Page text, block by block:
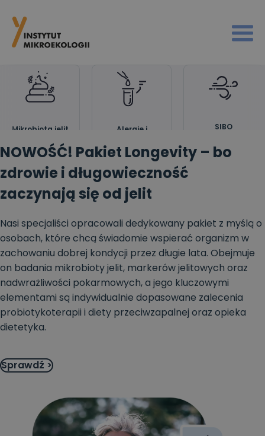
Mikrobiota jelit
Alergie i
SIBO
NOWOŚĆ! Pakiet Longevity – bo
zdrowie i długowieczność
zaczynają się od jelit
Nasi specjaliści opracowali dedykowany pakiet z myślą o
osobach, które chcą świadomie wspierać organizm w
zachowaniu dobrej kondycji przez długie lata. Obejmuje
on badania mikrobioty jelit, markerów jelitowych oraz
nadwrażliwości pokarmowych, a jego kluczowymi
elementami są indywidualnie dopasowane zalecenia
probiotykoterapii i diety przeciwzapalnej oraz opieka
dietetyka.
Sprawdź